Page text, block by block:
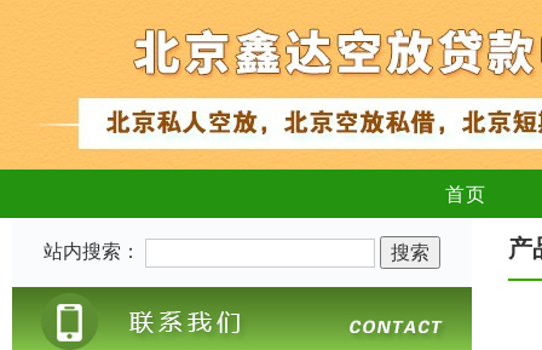
首页
站内搜索： 产